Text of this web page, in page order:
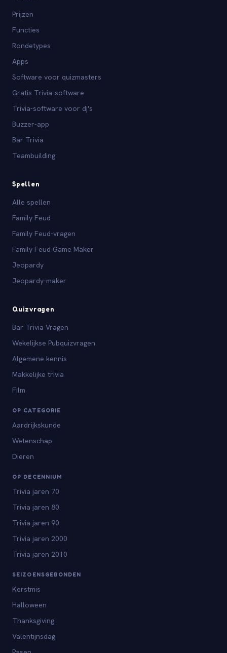
Prijzen
Functies
Rondetypes
Apps
Software voor quizmasters
Gratis Trivia-software
Trivia-software voor dj's
Buzzer-app
Bar Trivia
Teambuilding
Spellen
Alle spellen
Family Feud
Family Feud-vragen
Family Feud Game Maker
Jeopardy
Jeopardy-maker
Quizvragen
Bar Trivia Vragen
Wekelijkse Pubquizvragen
Algemene kennis
Makkelijke trivia
Film
OP CATEGORIE
Aardrijkskunde
Wetenschap
Dieren
OP DECENNIUM
Trivia jaren 70
Trivia jaren 80
Trivia jaren 90
Trivia jaren 2000
Trivia jaren 2010
SEIZOENSGEBONDEN
Kerstmis
Halloween
Thanksgiving
Valentijnsdag